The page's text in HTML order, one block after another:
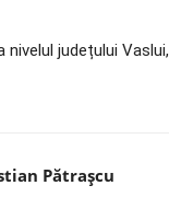
județului Vaslui,
Pătrașcu